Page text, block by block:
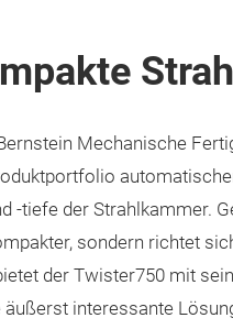
Mechanische
-tiefe der Strahlkammer.
sondern richtet
der Twister750 mit
äußerst interessante